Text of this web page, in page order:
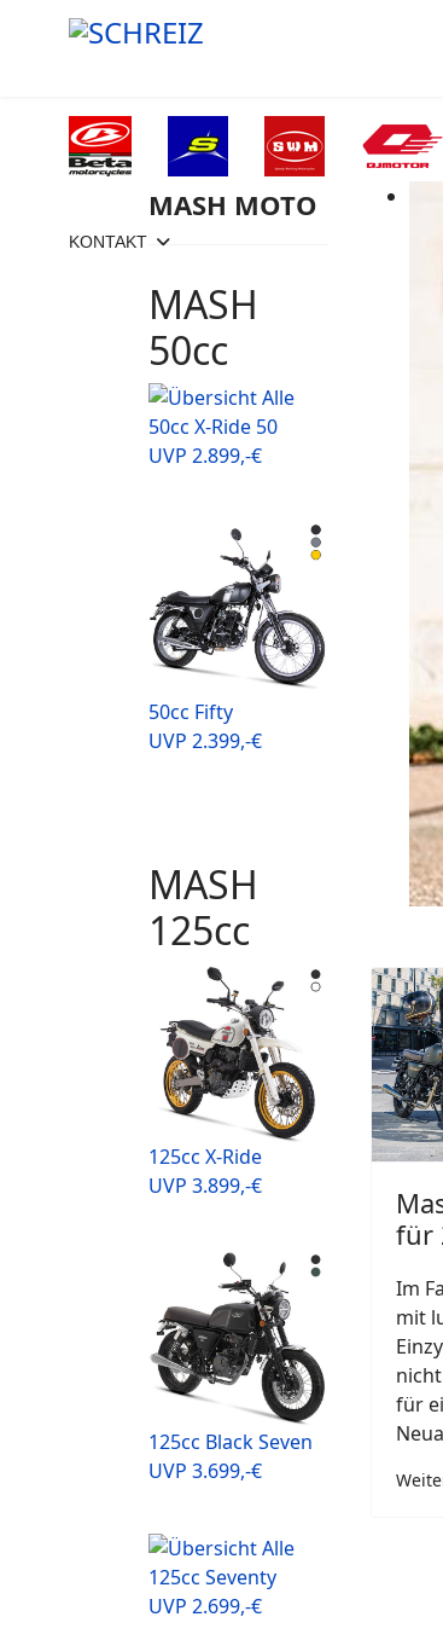
KONTAKT
MASH MOTO
MASH
50cc
50cc X-Ride 50
UVP 2.899,-€
50cc Fifty
UVP 2.399,-€
MASH
125cc
125cc X-Ride
UVP 3.899,-€
125cc Black Seven
UVP 3.699,-€
125cc Seventy
UVP 2.699,-€
für
Im
mit
für